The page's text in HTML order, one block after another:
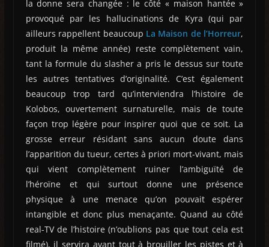
la donne sera changée : le côté « maison hantée »
provoqué par les hallucinations de Kyra (qui par
ailleurs rappellent beaucoup La Maison de l’Horreur,
produit la même année) reste complètement vain,
tant la formule du slasher a pris le dessus sur toute
les autres tentatives d’originalité. C’est également
beaucoup trop tard qu’interviendra l’histoire de
Kolobos, ouvertement surnaturelle, mais de toute
façon trop légère pour inspirer quoi que ce soit. La
grosse erreur résidant sans aucun doute dans
l’apparition du tueur, certes à priori mort-vivant, mais
qui vient complètement ruiner l’ambiguïté de
l’héroïne et qui surtout donne une présence
physique à une menace qu’on pouvait espérer
intangible et donc plus menaçante. Quand au côté
real-TV de l’histoire (n’oublions pas que tout cela est
filmé), il servira avant tout à brouiller les pistes et à